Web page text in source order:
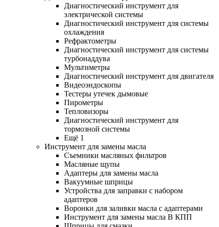
Диагностический инструмент для
электрической системы
Диагностический инструмент для системы
охлаждения
Рефрактометры
Диагностический инструмент для системы
турбонаддува
Мультиметры
Диагностический инструмент для двигателя
Видеоэндоскопы
Тестеры утечек дымовые
Пирометры
Тепловизоры
Диагностический инструмент для
тормозной системы
Ещё 1
Инструмент для замены масла
Съемники масляных фильтров
Масляные щупы
Адаптеры для замены масла
Вакуумные шприцы
Устройства для заправки с набором
адаптеров
Воронки для заливки масла с адаптерами
Инструмент для замены масла В КПП